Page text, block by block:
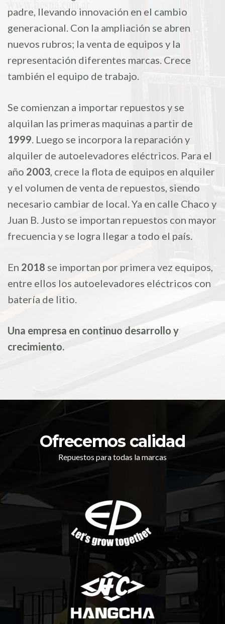
padre, llevando innovación en el cambio
generacional. Con la ampliación se abren
nuevos rubros; la venta de equipos y la
representación diferentes marcas. Crece
también el equipo de trabajo.
Se comienzan a importar repuestos y se
alquilan las primeras maquinas a partir de
1999. Luego se incorpora la reparación y
alquiler de autoelevadores eléctricos. Para el
año 2003, crece la flota de equipos en alquiler
y el volumen de venta de repuestos, siendo
necesario cambiar de local. Ya en calle Chaco y
Juan B. Justo se importan repuestos con mayor
frecuencia y se logra llegar a todo el país.
En 2018 se importan por primera vez equipos,
entre ellos los autoelevadores eléctricos con
batería de litio.
Una empresa en continuo desarrollo y
crecimiento.
Ofrecemos calidad
Repuestos para todas la marcas